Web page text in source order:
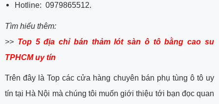
Hotline: 0979865512.
Tìm hiểu thêm:
>> Top 5 địa chỉ bán thảm lót sàn ô tô bằng cao su
TPHCM uy tín
Trên đây là Top các cửa hàng chuyên bán phụ tùng ô tô uy
tín tại Hà Nội mà chúng tôi muốn giới thiệu tới bạn đọc quan